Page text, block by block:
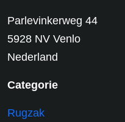
Parlevinkerweg 44
5928 NV Venlo
Nederland
Categorie
Rugzak